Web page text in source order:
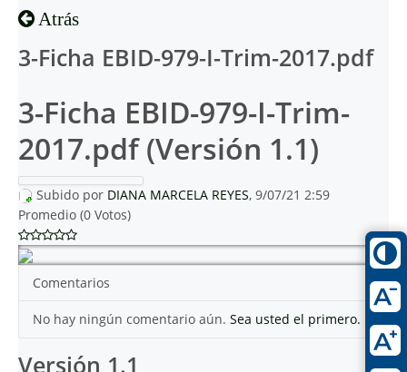
Atrás
3-Ficha EBID-979-I-Trim-2017.pdf
3-Ficha EBID-979-I-Trim-
2017.pdf (Versión 1.1)
Subido por DIANA MARCELA REYES, 9/07/21 2:59
Promedio (0 Votos)
Comentarios
No hay ningún comentario aún. Sea usted el primero.
Versión 1.1